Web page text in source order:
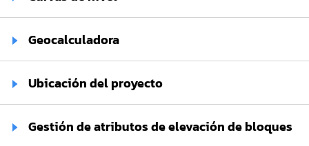
Geocalculadora
Ubicación del proyecto
Gestión de atributos de elevación de bloques